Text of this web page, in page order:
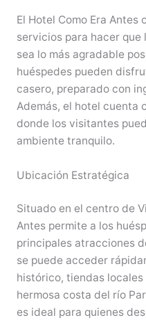
El Hotel Como Era
servicios para hacer que
sea lo más agradable
huéspedes pueden
casero, preparado con
Además, el hotel cuenta
donde los visitantes
ambiente tranquilo.
Ubicación Estratégica
Situado en el centro de
Antes permite a los
principales atracciones
se puede acceder
histórico, tiendas
hermosa costa del río
es ideal para quienes